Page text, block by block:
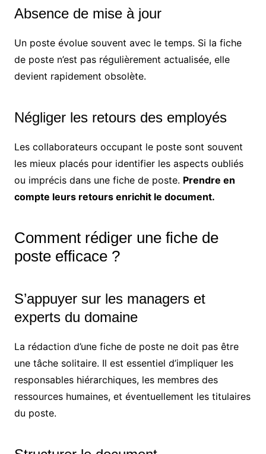
Absence de mise à jour
Un poste évolue souvent avec le temps. Si la fiche
de poste n’est pas régulièrement actualisée, elle
devient rapidement obsolète.
Négliger les retours des employés
Les collaborateurs occupant le poste sont souvent
les mieux placés pour identifier les aspects oubliés
ou imprécis dans une fiche de poste. Prendre en
compte leurs retours enrichit le document.
Comment rédiger une fiche de
poste efficace ?
S’appuyer sur les managers et
experts du domaine
La rédaction d’une fiche de poste ne doit pas être
une tâche solitaire. Il est essentiel d’impliquer les
responsables hiérarchiques, les membres des
ressources humaines, et éventuellement les titulaires
du poste.